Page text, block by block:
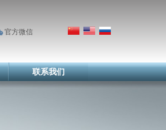
官方微信
联系我们